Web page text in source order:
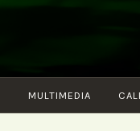
MULTIMEDIA